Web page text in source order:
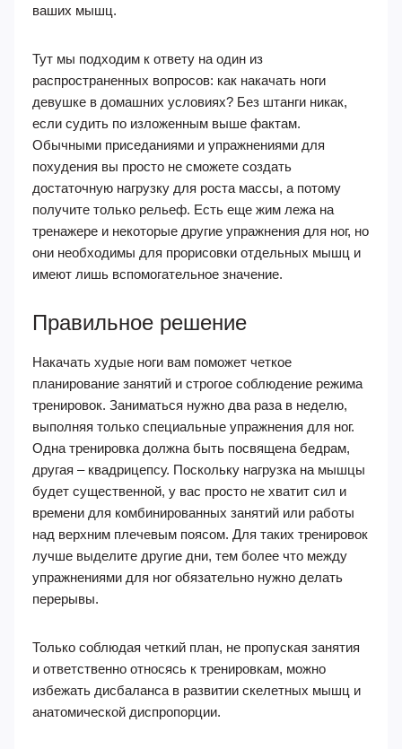
ваших мышц.
Тут мы подходим к ответу на один из
распространенных вопросов: как накачать ноги
девушке в домашних условиях? Без штанги никак,
если судить по изложенным выше фактам.
Обычными приседаниями и упражнениями для
похудения вы просто не сможете создать
достаточную нагрузку для роста массы, а потому
получите только рельеф. Есть еще жим лежа на
тренажере и некоторые другие упражнения для ног, но
они необходимы для прорисовки отдельных мышц и
имеют лишь вспомогательное значение.
Правильное решение
Накачать худые ноги вам поможет четкое
планирование занятий и строгое соблюдение режима
тренировок. Заниматься нужно два раза в неделю,
выполняя только специальные упражнения для ног.
Одна тренировка должна быть посвящена бедрам,
другая – квадрицепсу. Поскольку нагрузка на мышцы
будет существенной, у вас просто не хватит сил и
времени для комбинированных занятий или работы
над верхним плечевым поясом. Для таких тренировок
лучше выделите другие дни, тем более что между
упражнениями для ног обязательно нужно делать
перерывы.
Только соблюдая четкий план, не пропуская занятия
и ответственно относясь к тренировкам, можно
избежать дисбаланса в развитии скелетных мышц и
анатомической диспропорции.